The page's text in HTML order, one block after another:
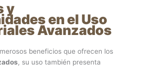
y
en el Uso
Avanzados
beneficios que ofrecen los
, su uso también presenta